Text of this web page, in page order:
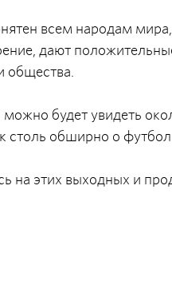
всем народам
дают
общества.
будет увидеть
столь обширно о
на этих выходных и